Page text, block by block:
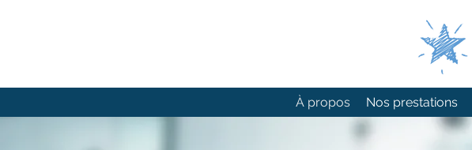
À propos Nos prestations